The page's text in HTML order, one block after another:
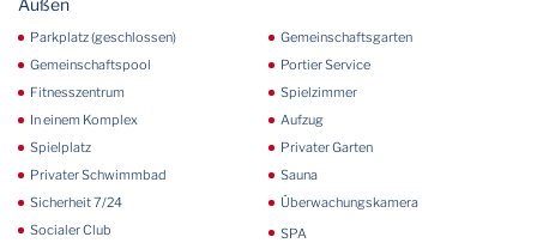
Außen
Parkplatz (geschlossen)
Gemeinschaftsgarten
Gemeinschaftspool
Portier Service
Fitnesszentrum
Spielzimmer
In einem Komplex
Aufzug
Spielplatz
Privater Garten
Privater Schwimmbad
Sauna
Sicherheit 7/24
Überwachungskamera
Socialer Club
SPA